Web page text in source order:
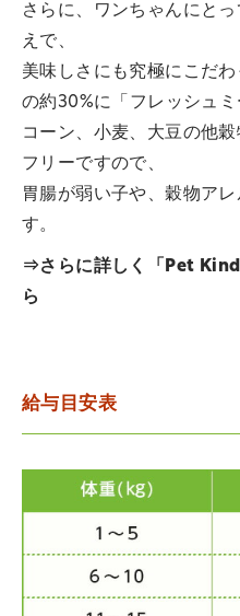
さらに、ワンちゃんにと
えで、
美味しさにも究極にこだ
の約30%に「フレッシュ
コーン、小麦、大豆の他
フリーですので、
胃腸が弱い子や、穀物ア
す。
⇒さらに詳しく「Pet
ら
給与目安表